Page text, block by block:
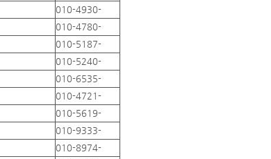
010-4930-
010-4780-
010-5187-
010-5240-
010-6535-
010-4721-
010-5619-
010-9333-
010-8974-